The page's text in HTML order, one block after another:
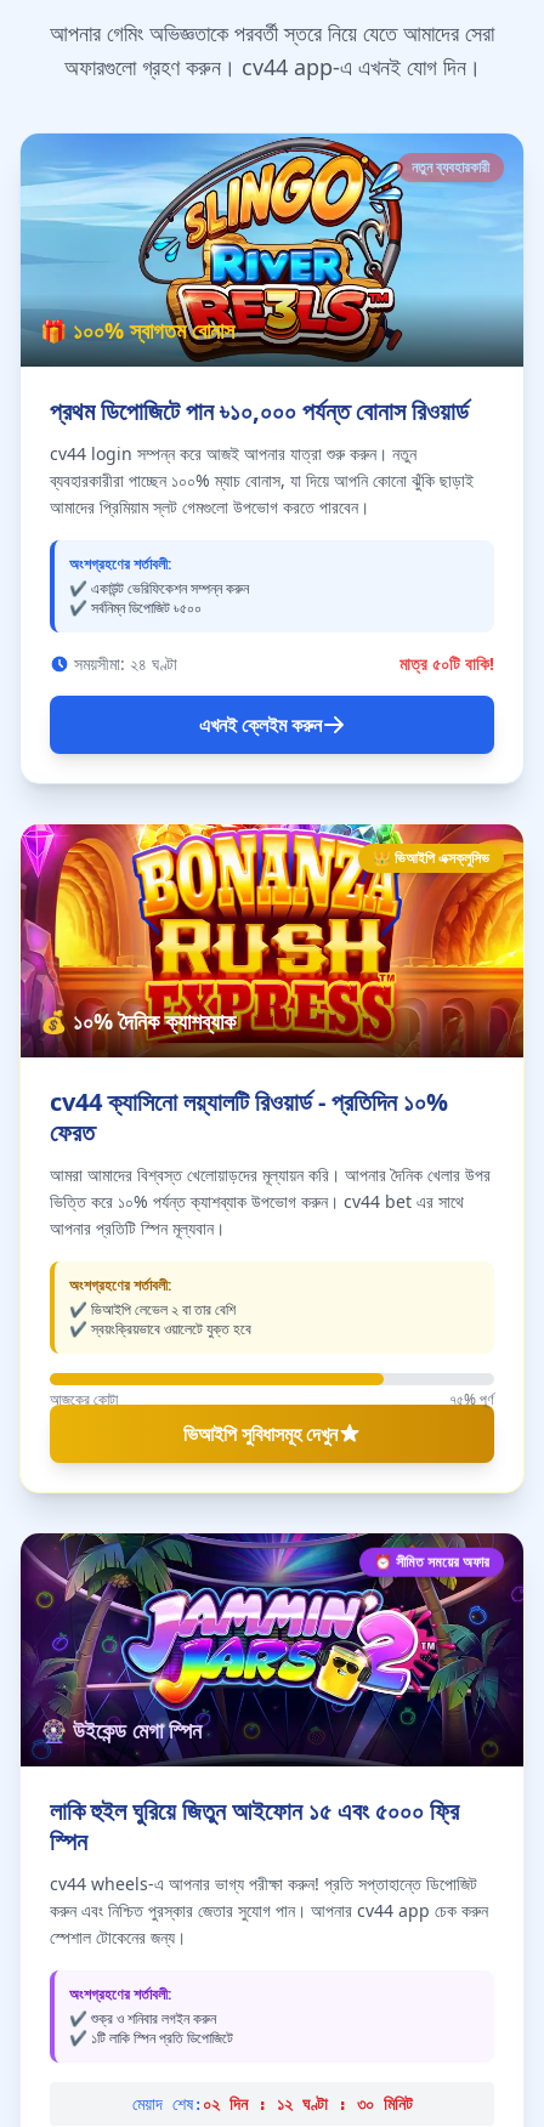
আপনার গেমিং অভিজ্ঞতাকে পরবর্তী স্তরে নিয়ে যেতে আমাদের সেরা
অফারগুলো গ্রহণ করুন। cv44 app-এ এখনই যোগ দিন।
নতুন ব্যবহারকারী
🎁 ১০০% স্বাগতম বোনাস
প্রথম ডিপোজিটে পান ৳১০,০০০ পর্যন্ত বোনাস রিওয়ার্ড
cv44 login সম্পন্ন করে আজই আপনার যাত্রা শুরু করুন। নতুন
ব্যবহারকারীরা পাচ্ছেন ১০০% ম্যাচ বোনাস, যা দিয়ে আপনি কোনো ঝুঁকি ছাড়াই
আমাদের প্রিমিয়াম স্লট গেমগুলো উপভোগ করতে পারবেন।
অংশগ্রহণের শর্তাবলী:
✔️ একাউন্ট ভেরিফিকেশন সম্পন্ন করুন
✔️ সর্বনিম্ন ডিপোজিট ৳৫০০
সময়সীমা: ২৪ ঘণ্টা মাত্র ৫০টি বাকি!
এখনই ক্লেইম করুন
👑 ভিআইপি এক্সক্লুসিভ
💰 ১০% দৈনিক ক্যাশব্যাক
cv44 ক্যাসিনো লয়্যালটি রিওয়ার্ড - প্রতিদিন ১০%
ফেরত
আমরা আমাদের বিশ্বস্ত খেলোয়াড়দের মূল্যায়ন করি। আপনার দৈনিক খেলার উপর
ভিত্তি করে ১০% পর্যন্ত ক্যাশব্যাক উপভোগ করুন। cv44 bet এর সাথে
আপনার প্রতিটি স্পিন মূল্যবান।
অংশগ্রহণের শর্তাবলী:
✔️ ভিআইপি লেভেল ২ বা তার বেশি
✔️ স্বয়ংক্রিয়ভাবে ওয়ালেটে যুক্ত হবে
আজকের কোটা ৭৫% পূর্ণ
ভিআইপি সুবিধাসমূহ দেখুন
⏰ সীমিত সময়ের অফার
🎡 উইকেন্ড মেগা স্পিন
লাকি হুইল ঘুরিয়ে জিতুন আইফোন ১৫ এবং ৫০০০ ফ্রি
স্পিন
cv44 wheels-এ আপনার ভাগ্য পরীক্ষা করুন! প্রতি সপ্তাহান্তে ডিপোজিট
করুন এবং নিশ্চিত পুরস্কার জেতার সুযোগ পান। আপনার cv44 app চেক করুন
স্পেশাল টোকেনের জন্য।
অংশগ্রহণের শর্তাবলী:
✔️ শুক্র ও শনিবার লগইন করুন
✔️ ১টি লাকি স্পিন প্রতি ডিপোজিটে
মেয়াদ শেষ: ০২ দিন : ১২ ঘণ্টা : ৩০ মিনিট